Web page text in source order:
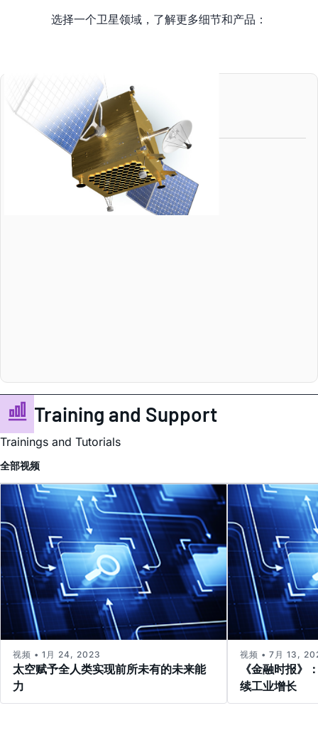
选择一个卫星领域，了解更多细节和产品：
Main Products
Training and Support
Trainings and Tutorials
全部视频
太空赋予全人类实现前所未有的未来能
力
视频 • 1月 24, 2023
《金融时报》
续工业增长
视频 • 7月 13,